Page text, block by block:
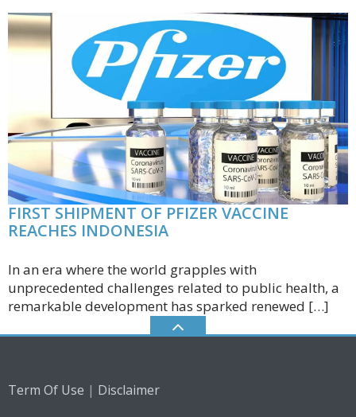
FIRST SHIPMENT OF PFIZER VACCINE
REACHES INDONESIA
In an era where the world grapples with
unprecedented challenges related to public health, a
remarkable development has sparked renewed […]
Term Of Use | Disclaimer